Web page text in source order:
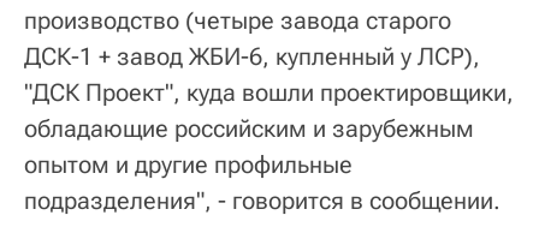
производство (четыре завода старого
ДСК-1 + завод ЖБИ-6, купленный у ЛСР),
"ДСК Проект", куда вошли проектировщики,
обладающие российским и зарубежным
опытом и другие профильные
подразделения", - говорится в сообщении.